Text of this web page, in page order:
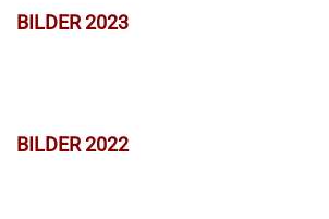
BILDER 2023
BILDER 2022